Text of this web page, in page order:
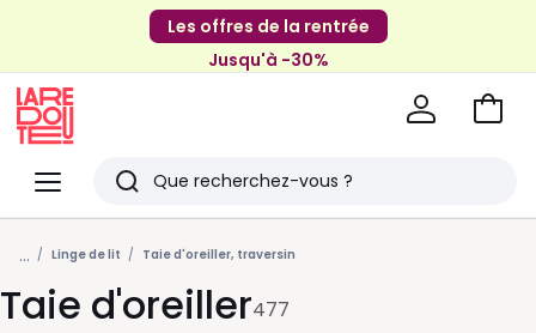
Les offres de la rentrée
Jusqu'à -30%
Menu
Redoute
Rechercher
Derniers
articles
vus
Aller
... Linge de lit Taie d'oreiller, traversin
Taie d'oreiller477